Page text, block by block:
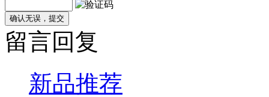
确认无误，提交
留言回复
新品推荐